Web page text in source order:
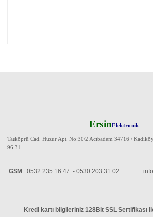
ErsinElektronik
Taşköprü Cad. Huzur Apt. No:30/2 Acıbadem 34716 /
96 31
GSM : 0532 235 16 47 - 0530 203 31 02 info
Kredi kartı bilgileriniz 128Bit SSL Sertifikası